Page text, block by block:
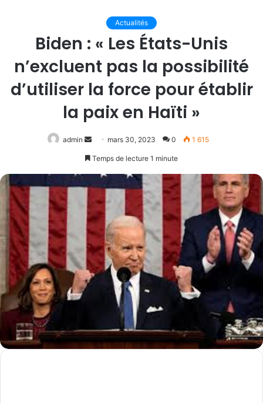
Actualités
Biden : « Les États-Unis
n’excluent pas la possibilité
d’utiliser la force pour établir
la paix en Haïti »
admin
Envoyermars 30, 2023 0 1 615
Temps de lecture 1 minute